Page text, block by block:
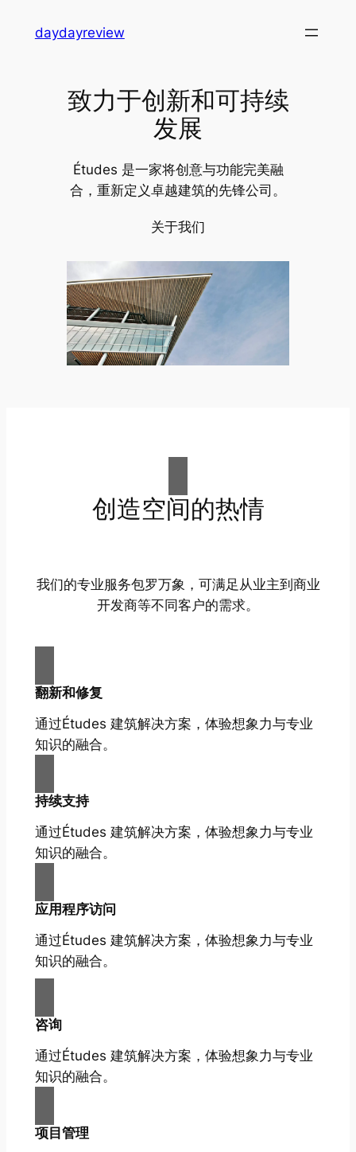
daydayreview
致力于创新和可持续
发展
Études 是一家将创意与功能完美融
合，重新定义卓越建筑的先锋公司。
关于我们
创造空间的热情
我们的专业服务包罗万象，可满足从业主到商业
开发商等不同客户的需求。
翻新和修复
通过Études 建筑解决方案，体验想象力与专业
知识的融合。
持续支持
通过Études 建筑解决方案，体验想象力与专业
知识的融合。
应用程序访问
通过Études 建筑解决方案，体验想象力与专业
知识的融合。
咨询
通过Études 建筑解决方案，体验想象力与专业
知识的融合。
项目管理